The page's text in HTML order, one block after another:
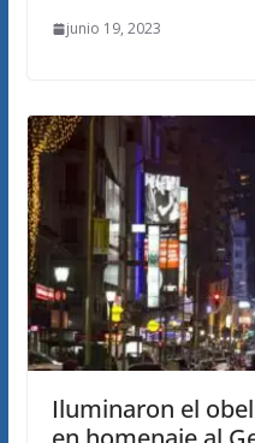
junio 19, 2023
Iluminaron el